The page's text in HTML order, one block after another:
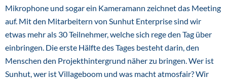
Mikrophone und sogar ein Kameramann zeichnet das Meeting
auf. Mit den Mitarbeitern von Sunhut Enterprise sind wir
etwas mehr als 30 Teilnehmer, welche sich rege den Tag über
einbringen. Die erste Hälfte des Tages besteht darin, den
Menschen den Projekthintergrund näher zu bringen. Wer ist
Sunhut, wer ist Villageboom und was macht atmosfair? Wir